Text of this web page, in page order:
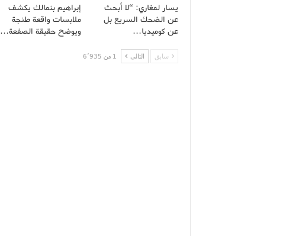
يسار لمغاري: “لا أبحث
عن الضحك السريع بل
عن كوميديا…
إبراهيم بنمالك يكشف
ملابسات واقعة طنجة
ويوضح حقيقة الصفعة…
سابق التالى 1 من 6٬935